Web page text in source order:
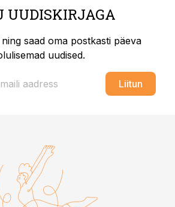
UUDISKIRJAGA
saad oma postkasti päeva
uudised.
Liitun